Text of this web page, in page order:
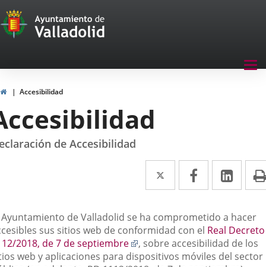
Transparencia
Menu
Transparencia
InicioAccesibilidad
de Accesibilidad
Twitter
Enlace
a
una
aplicación
externa.
Facebook
Enlace
a
una
aplicación
externa.
a
una
Ayuntamiento de Valladolid se ha comprometido a hacer
sus sitios web de conformidad con el Real Decreto
2018, de 7 de septiembre
Enlace
a
, sobre accesibilidad de los
web y aplicaciones para dispositivos móviles del sector